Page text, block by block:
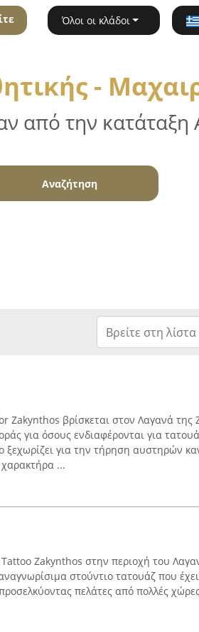
Όλοι οι κλάδοι
-
από την κατάταξη
Αναζήτηση
Zakynthos βρίσκεται στον Λαγανά της
για όσους ενδιαφέρονται για
ξεχωρίζει για την τήρηση αυστηρών
χαρακτήρα ...
Zakynthos στην περιοχή του
στούντιο τατουάζ που
πελάτες από πολλές